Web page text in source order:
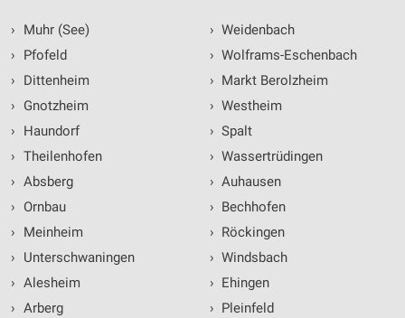
›
Muhr (See)
›
Pfofeld
›
Dittenheim
›
Gnotzheim
›
Haundorf
› Theilenhofen
› Absberg
›
Ornbau
›
Meinheim
›
Unterschwaningen
› Alesheim
› Arberg
› Weidenbach
› Wolframs-Eschenbach
› Markt Berolzheim
› Westheim
› Spalt
› Wassertrüdingen
› Auhausen
› Bechhofen
› Röckingen
› Windsbach
› Ehingen
› Pleinfeld